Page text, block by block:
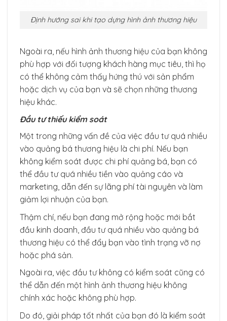
Định hướng sai khi tạo dựng hình ảnh thương hiệu
Ngoài ra, nếu hình ảnh thương hiệu của bạn không
phù hợp với đối tượng khách hàng mục tiêu, thì họ
có thể không cảm thấy hứng thú với sản phẩm
hoặc dịch vụ của bạn và sẽ chọn những thương
hiệu khác.
Đầu tư thiếu kiểm soát
Một trong những vấn đề của việc đầu tư quá nhiều
vào quảng bá thương hiệu là chi phí. Nếu bạn
không kiểm soát được chi phí quảng bá, bạn có
thể đầu tư quá nhiều tiền vào quảng cáo và
marketing, dẫn đến sự lãng phí tài nguyên và làm
giảm lợi nhuận của bạn.
Thậm chí, nếu bạn đang mở rộng hoặc mới bắt
đầu kinh doanh, đầu tư quá nhiều vào quảng bá
thương hiệu có thể đẩy bạn vào tình trạng vỡ nợ
hoặc phá sản.
Ngoài ra, việc đầu tư không có kiểm soát cũng có
thể dẫn đến một hình ảnh thương hiệu không
chính xác hoặc không phù hợp.
Do đó, giải pháp tốt nhất của bạn đó là kiểm soát